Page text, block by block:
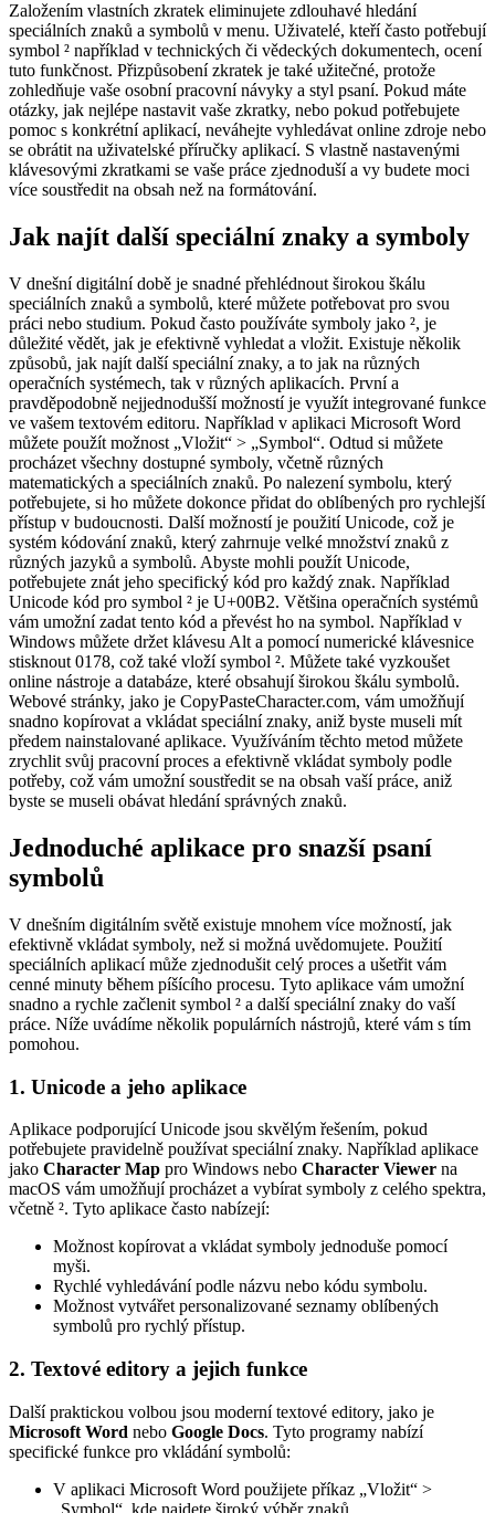
Založením vlastních zkratek eliminujete zdlouhavé hledání
speciálních znaků a symbolů v menu. Uživatelé, kteří často potřebují
symbol ² například v technických či vědeckých dokumentech, ocení
tuto funkčnost. Přizpůsobení zkratek je také užitečné, protože
zohledňuje vaše osobní pracovní návyky a styl psaní. Pokud máte
otázky, jak nejlépe nastavit vaše zkratky, nebo pokud potřebujete
pomoc s konkrétní aplikací, neváhejte vyhledávat online zdroje nebo
se obrátit na uživatelské příručky aplikací. S vlastně nastavenými
klávesovými zkratkami se vaše práce zjednoduší a vy budete moci
více soustředit na obsah než na formátování.
Jak najít další speciální znaky a symboly
V dnešní digitální době je snadné přehlédnout širokou škálu
speciálních znaků a symbolů, které můžete potřebovat pro svou
práci nebo studium. Pokud často používáte symboly jako ², je
důležité vědět, jak je efektivně vyhledat a vložit. Existuje několik
způsobů, jak najít další speciální znaky, a to jak na různých
operačních systémech, tak v různých aplikacích. První a
pravděpodobně nejjednodušší možností je využít integrované funkce
ve vašem textovém editoru. Například v aplikaci Microsoft Word
můžete použít možnost „Vložit“ > „Symbol“. Odtud si můžete
procházet všechny dostupné symboly, včetně různých
matematických a speciálních znaků. Po nalezení symbolu, který
potřebujete, si ho můžete dokonce přidat do oblíbených pro rychlejší
přístup v budoucnosti. Další možností je použití Unicode, což je
systém kódování znaků, který zahrnuje velké množství znaků z
různých jazyků a symbolů. Abyste mohli použít Unicode,
potřebujete znát jeho specifický kód pro každý znak. Například
Unicode kód pro symbol ² je U+00B2. Většina operačních systémů
vám umožní zadat tento kód a převést ho na symbol. Například v
Windows můžete držet klávesu Alt a pomocí numerické klávesnice
stisknout 0178, což také vloží symbol ². Můžete také vyzkoušet
online nástroje a databáze, které obsahují širokou škálu symbolů.
Webové stránky, jako je CopyPasteCharacter.com, vám umožňují
snadno kopírovat a vkládat speciální znaky, aniž byste museli mít
předem nainstalované aplikace. Využíváním těchto metod můžete
zrychlit svůj pracovní proces a efektivně vkládat symboly podle
potřeby, což vám umožní soustředit se na obsah vaší práce, aniž
byste se museli obávat hledání správných znaků.
Jednoduché aplikace pro snazší psaní
symbolů
V dnešním digitálním světě existuje mnohem více možností, jak
efektivně vkládat symboly, než si možná uvědomujete. Použití
speciálních aplikací může zjednodušit celý proces a ušetřit vám
cenné minuty během píšícího procesu. Tyto aplikace vám umožní
snadno a rychle začlenit symbol ² a další speciální znaky do vaší
práce. Níže uvádíme několik populárních nástrojů, které vám s tím
pomohou.
1. Unicode a jeho aplikace
Aplikace podporující Unicode jsou skvělým řešením, pokud
potřebujete pravidelně používat speciální znaky. Například aplikace
jako Character Map pro Windows nebo Character Viewer na
macOS vám umožňují procházet a vybírat symboly z celého spektra,
včetně ². Tyto aplikace často nabízejí:
Možnost kopírovat a vkládat symboly jednoduše pomocí
myši.
Rychlé vyhledávání podle názvu nebo kódu symbolu.
Možnost vytvářet personalizované seznamy oblíbených
symbolů pro rychlý přístup.
2. Textové editory a jejich funkce
Další praktickou volbou jsou moderní textové editory, jako je
Microsoft Word nebo Google Docs. Tyto programy nabízí
specifické funkce pro vkládání symbolů:
V aplikaci Microsoft Word použijete příkaz „Vložit“ >
„Symbol“, kde najdete široký výběr znaků.